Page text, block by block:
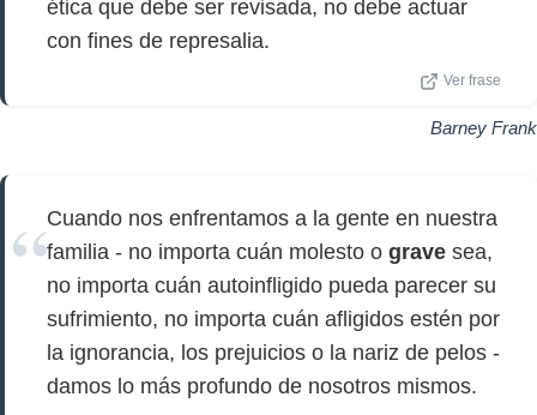
ética que debe ser revisada, no debe actuar
con fines de represalia.
Ver frase
Barney Frank
Cuando nos enfrentamos a la gente en nuestra
familia - no importa cuán molesto o grave sea,
no importa cuán autoinfligido pueda parecer su
sufrimiento, no importa cuán afligidos estén por
la ignorancia, los prejuicios o la nariz de pelos -
damos lo más profundo de nosotros mismos.